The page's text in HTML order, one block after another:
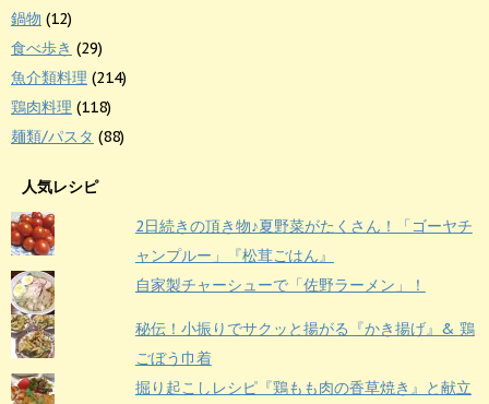
鍋物 (12)
食べ歩き (29)
魚介類料理 (214)
鶏肉料理 (118)
麺類/パスタ (88)
人気レシピ
2日続きの頂き物♪夏野菜がたくさん！「ゴーヤチ
ャンプルー」『松茸ごはん』
自家製チャーシューで「佐野ラーメン」！
秘伝！小振りでサクッと揚がる『かき揚げ』& 鶏
ごぼう巾着
掘り起こしレシピ『鶏もも肉の香草焼き』と献立